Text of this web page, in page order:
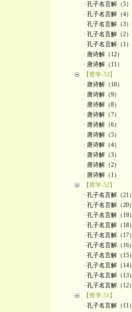
· 孔子名言解（5）
· 孔子名言解（4）
· 孔子名言解（3）
· 孔子名言解（2）
· 孔子名言解（1）
· 唐诗解（12）
· 唐诗解（11）
【哲学-53】
· 唐诗解（10）
· 唐诗解（9）
· 唐诗解（8）
· 唐诗解（7）
· 唐诗解（6）
· 唐诗解（5）
· 唐诗解（4）
· 唐诗解（3）
· 唐诗解（2）
· 唐诗解（1）
【哲学-52】
· 孔子名言解（21）
· 孔子名言解（20）
· 孔子名言解（19）
· 孔子名言解（18）
· 孔子名言解（17）
· 孔子名言解（16）
· 孔子名言解（15）
· 孔子名言解（14）
· 孔子名言解（13）
· 孔子名言解（12）
【哲学-51】
· 孔子名言解（11）